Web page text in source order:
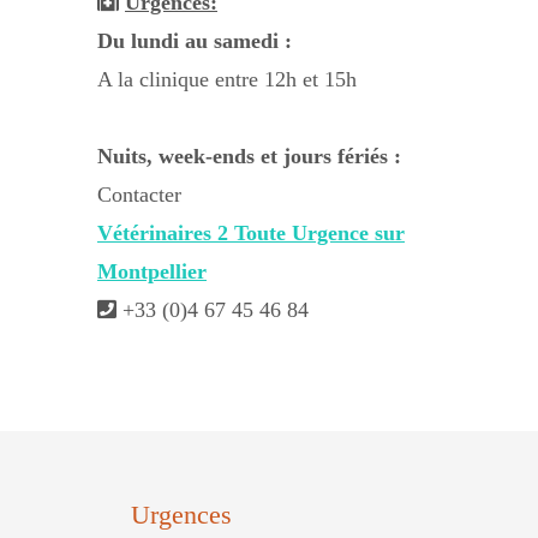
Du lundi au samedi :
A la clinique entre 12h et 15h
Nuits, week-ends et jours fériés :
Contacter
Vétérinaires 2 Toute Urgence sur
Montpellier
+33 (0)4 67 45 46 84
Urgences